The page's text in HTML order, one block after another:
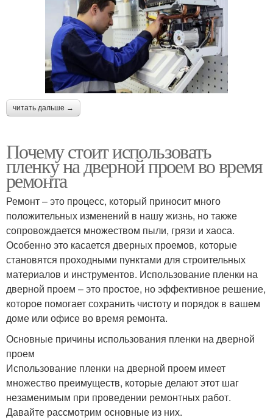
читать дальше →
Почему стоит использовать
пленку на дверной проем во время
ремонта
Ремонт – это процесс, который приносит много
положительных изменений в нашу жизнь, но также
сопровождается множеством пыли, грязи и хаоса.
Особенно это касается дверных проемов, которые
становятся проходными пунктами для строительных
материалов и инструментов. Использование пленки на
дверной проем – это простое, но эффективное решение,
которое помогает сохранить чистоту и порядок в вашем
доме или офисе во время ремонта.
Основные причины использования пленки на дверной
проем
Использование пленки на дверной проем имеет
множество преимуществ, которые делают этот шаг
незаменимым при проведении ремонтных работ.
Давайте рассмотрим основные из них.